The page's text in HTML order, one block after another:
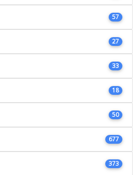
57
27
33
18
50
677
373